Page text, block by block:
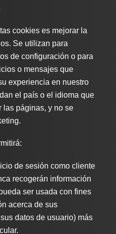
cookies es mejorar la
Se utilizan para
de configuración o para
o mensajes que
experiencia en nuestro
el país o el idioma que
las páginas, y no se
de sesión como cliente
recogerán información
ser usada con fines
acerca de sus
datos de usuario) más